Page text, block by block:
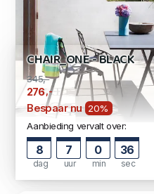
CHAIR_ONE - BLACK
345,-
276,-
Bespaar nu 20%
Aanbieding vervalt over:
8
dag
7
uur
0
min
35
sec